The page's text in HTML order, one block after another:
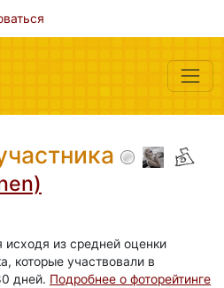
исходя из средней оценки
которые участвовали в
дней. Подробнее о фоторейтинге